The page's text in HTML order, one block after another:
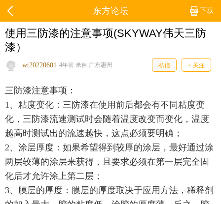
下载
东方论坛
使用三防漆的注意事项(SKYWAY伟天三防
漆）
wt20220601 4年前 来自 广东惠州 私信 + 关注
三防漆注意事项：
1、粘度变化：三防漆在使用前后都会有不同粘度变
化，三防漆流速测试时会随着温度改变而变化，温度
越高时测试出的流速越快，这点必须要明确；
2、涂层厚度：如果希望得到较厚的涂层，最好通过涂
两层较薄的涂层来获得，且要求必须在第一层完全固
化后才允许涂上第二层；
3、膜层的厚度：膜层的厚度取决于应用方法，稀释剂